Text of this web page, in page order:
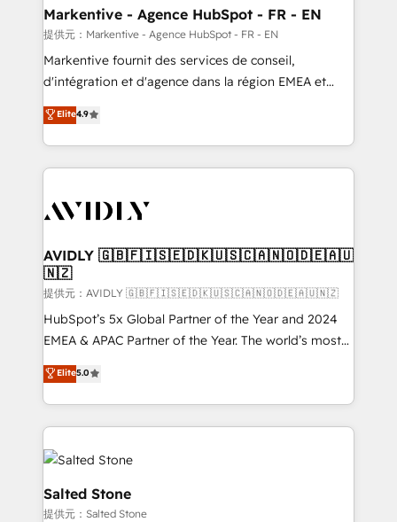
せください。
🎯Demand Gen & ABM: Drive pipeline with inbound,
ABM, AEO, SEO, & paid media. 👩‍💻Web Design:
Build high-performing websites with UX, messaging,
& conversion strategy that drive results. 🤖AI
AI, & maximize AEO with tailored AI services. 🧩
Integrations: Extend HubSpot with custom
Markentive - Agence HubSpot - FR - EN
提供元：Markentive - Agence HubSpot - FR - EN
Markentive fournit des services de conseil,
d'intégration et d'agence dans la région EMEA et
North America. Avec plus de 115 experts en
marketing automation, Growth, Revops, CRM et
webdesign. Markentive is both a consulting firm, a
digital agency and an integrator. With over 115
CRM and webdesign (We focus on EMEA - USA
Elite4.9
AVIDLY 🇬🇧🇫🇮🇸🇪🇩🇰🇺🇸🇨🇦🇳🇴🇩🇪🇦🇺
🇳🇿
提供元：AVIDLY 🇬🇧🇫🇮🇸🇪🇩🇰🇺🇸🇨🇦🇳🇴🇩🇪🇦🇺🇳🇿
HubSpot’s 5x Global Partner of the Year and 2024
EMEA & APAC Partner of the Year. The world’s most
experienced and fully accredited HubSpot Solutions
Partner. 🚀 With 2,750+ HubSpot projects delivered
and 370+ specialists across EMEA, APAC and NAM,
we de-risk complex CRM programmes and
accelerate ROI across every HubSpot Hub. 🧭 From
multi-region migrations to AI-powered automation,
we turn complexity into clarity, human at global
scale. 🏆 HubSpot’s CEO called us “the partner of the
Elite5.0
Salted Stone
提供元：Salted Stone